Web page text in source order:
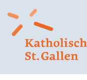
zum
Inhalt